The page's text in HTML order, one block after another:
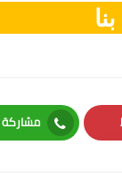
مشاركة
Whatsapp